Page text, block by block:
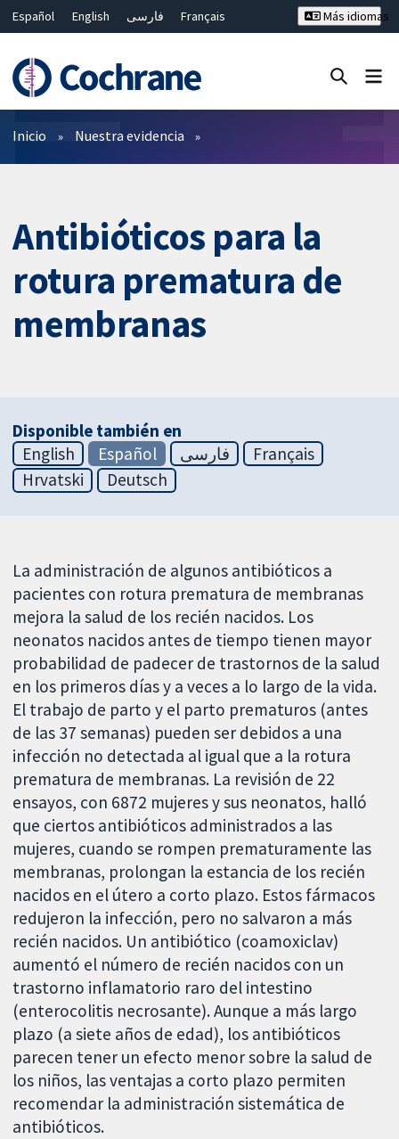
Español English فارسی
Français
Bahasa Malaysia
ไทย 繁體中文
Más idiomas
Filtros
Inicio Nuestra evidencia
Antibióticos para la
rotura prematura de
membranas
Disponible también en
English
Español فارسی
Français
Hrvatski
Deutsch
La administración de algunos antibióticos a
pacientes con rotura prematura de membranas
mejora la salud de los recién nacidos. Los
neonatos nacidos antes de tiempo tienen mayor
probabilidad de padecer de trastornos de la salud
en los primeros días y a veces a lo largo de la vida.
El trabajo de parto y el parto prematuros (antes
de las 37 semanas) pueden ser debidos a una
infección no detectada al igual que a la rotura
prematura de membranas. La revisión de 22
ensayos, con 6872 mujeres y sus neonatos, halló
que ciertos antibióticos administrados a las
mujeres, cuando se rompen prematuramente las
membranas, prolongan la estancia de los recién
nacidos en el útero a corto plazo. Estos fármacos
redujeron la infección, pero no salvaron a más
recién nacidos. Un antibiótico (coamoxiclav)
aumentó el número de recién nacidos con un
trastorno inflamatorio raro del intestino
(enterocolitis necrosante). Aunque a más largo
plazo (a siete años de edad), los antibióticos
parecen tener un efecto menor sobre la salud de
los niños, las ventajas a corto plazo permiten
recomendar la administración sistemática de
antibióticos.